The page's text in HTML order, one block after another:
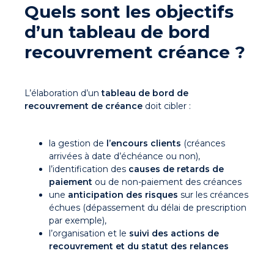
Quels sont les objectifs
d’un tableau de bord
recouvrement créance ?
L’élaboration d’untableau de bord de
recouvrement de créance doit cibler :
la gestion de l’encours clients (créances
arrivées à date d’échéance ou non),
l’identification des causes de retards de
paiement ou de non-paiement des créances
une anticipation des risques sur les créances
échues (dépassement du délai de prescription
par exemple),
l’organisation et le suivi des actions de
recouvrement et du statut des relances